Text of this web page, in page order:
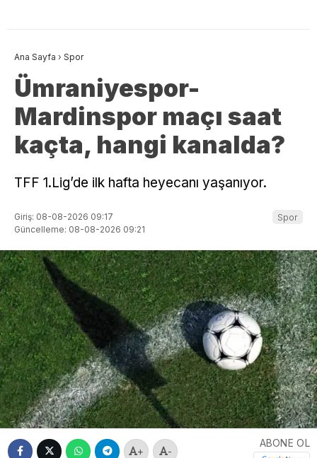
Ana Sayfa › Spor
Ümraniyespor-
Mardinspor maçı saat
kaçta, hangi kanalda?
TFF 1.Lig’de ilk hafta heyecanı yaşanıyor.
Giriş: 08-08-2026 09:17
Güncelleme: 08-08-2026 09:21
Spor
+ -
ABONE OL